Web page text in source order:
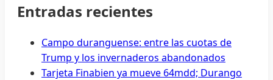
Entradas recientes
Campo duranguense: entre las cuotas de
Trump y los invernaderos abandonados
Tarjeta Finabien ya mueve 64mdd; Durango